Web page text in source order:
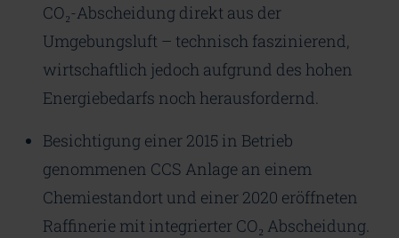
CO₂-Abscheidung direkt aus der
Umgebungsluft – technisch faszinierend,
wirtschaftlich jedoch aufgrund des hohen
Energiebedarfs noch herausfordernd.
Besichtigung einer 2015 in Betrieb
genommenen CCS Anlage an einem
Chemiestandort und einer 2020 eröffneten
Raffinerie mit integrierter CO₂ Abscheidung.